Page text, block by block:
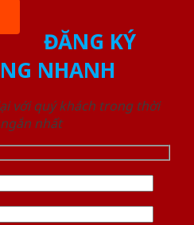
ĐĂNG KÝ
NHANH
với quý khách trong thời
nhất